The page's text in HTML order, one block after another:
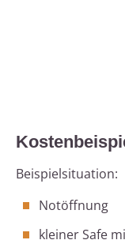
Beispielsituation:
Notöffnung
kleiner Safe